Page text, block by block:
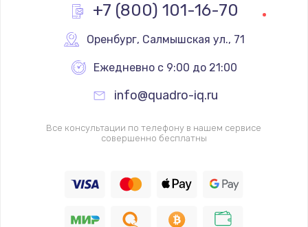
+7 (800) 101-16-70
Оренбург, Салмышская ул., 71
Ежедневно с 9:00 до 21:00
info@quadro-iq.ru
Все консультации по телефону в нашем сервисе
совершенно бесплатны